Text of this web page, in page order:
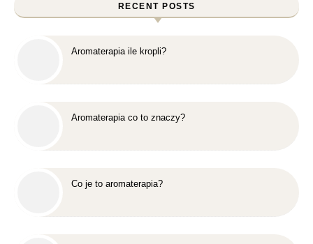
RECENT POSTS
Aromaterapia ile kropli?
Aromaterapia co to znaczy?
Co je to aromaterapia?